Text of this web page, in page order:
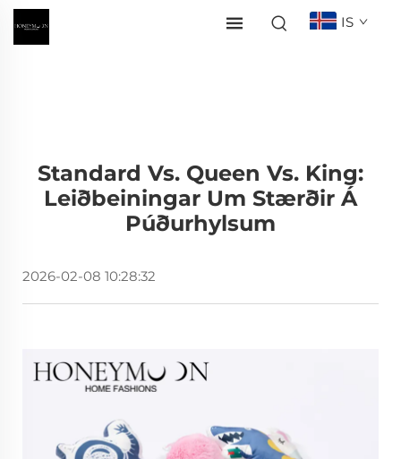
IS
Standard Vs. Queen Vs. King:
Leiðbeiningar Um Stærðir Á
Púðurhylsum
2026-02-08 10:28:32